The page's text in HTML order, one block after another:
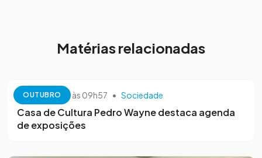
Matérias relacionadas
OUTUBRO
13 de outubro às 09h57 • Sociedade
Casa de Cultura Pedro Wayne destaca agenda
de exposições